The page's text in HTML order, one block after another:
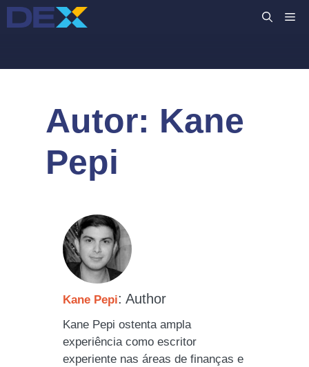
Pular
para
Autor: Kane
Pepi
Kane Pepi: Author
Kane Pepi ostenta ampla
experiência como escritor
experiente nas áreas de finanças e